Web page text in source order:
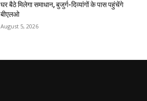
घर बैठे मिलेगा समाधान, बुजुर्ग-दिव्यांगों के पास पहुंचेंगे
बीएलओ
August 5, 2026